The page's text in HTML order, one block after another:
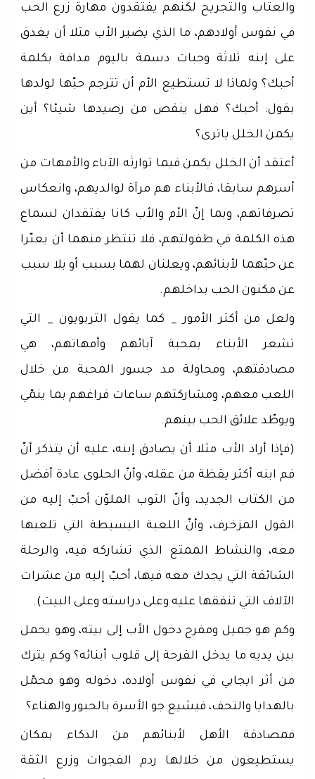
والعتاب والتجريح لكنهم يفتقدون مهارة زرع الحب
في نفوس أولادهم، ما الذي يضير الأب مثلا أن يغدق
على إبنه ثلاثة وجبات دسمة باليوم مدافة بكلمة
أحبك؟ ولماذا لا تستطيع الأم أن تترجم حبّها لولدها
بقول: أحبك؟ فهل ينقص من رصيدها شيئا؟ أين
يكمن الخلل ياترى؟
أعتقد أن الخلل يكمن فيما توارثه الآباء والأمهات من
أسرهم سابقا، فالأبناء هم مرآة لوالديهم، وانعكاس
تصرفاتهم، وبما إنّ الأم والأب كانا يفتقدان لسماع
هذه الكلمة في طفولتهم، فلا تنتظر منهما أن يعبّرا
عن حبّهما لأبنائهم، ويعلنان لهما بسبب أو بلا سبب
عن مكنون الحب بداخلهم.
ولعل من أكثر الأمور _ كما يقول التربويون _ التي
تشعر الأبناء بمحبة آبائهم وأمهاتهم، هي
مصادقتهم، ومحاولة مد جسور المحبة من خلال
اللعب معهم، ومشاركتهم ساعات فراغهم بما ينمّي
ويوطّد علائق الحب بينهم.
(فإذا أراد الأب مثلا أن يصادق إبنه، عليه أن يتذكر أنّ
فم ابنه أكثر يقظة من عقله، وأنّ الحلوى عادة أفضل
من الكتاب الجديد، وأنّ الثوب الملوّن أحبّ إليه من
القول المزخرف، وأنّ اللعبة البسيطة التي تلعبها
معه، والنشاط الممتع الذي تشاركه فيه، والرحلة
الشائقة التي يجدك معه فيها، أحبّ إليه من عشرات
الآلاف التي تنفقها عليه وعلى دراسته وعلى البيت).
وكم هو جميل ومفرح دخول الأب إلى بيته، وهو يحمل
بين يديه ما يدخل الفرحة إلى قلوب أبنائه؟ وكم يترك
من أثر ايجابي في نفوس أولاده، دخوله وهو محمّل
بالهدايا والتحف، فيشيع جو الأسرة بالحبور والهناء؟
فمصادقة الأهل لأبنائهم من الذكاء بمكان
يستطيعون من خلالها ردم الفجوات وزرع الثقة